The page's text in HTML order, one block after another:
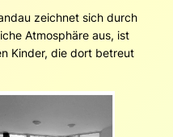
zeichnet sich durch
Atmosphäre aus, ist
Kinder, die dort betreut